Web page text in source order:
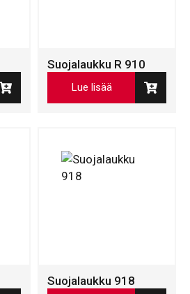
Suojalaukku R 910
Lue lisää
Suojalaukku 918